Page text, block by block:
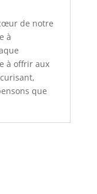
de notre
à
à offrir aux
que